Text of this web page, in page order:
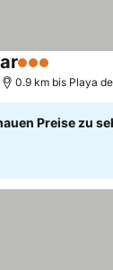
3 Sterne
0.9 km bis Playa
Preise zu